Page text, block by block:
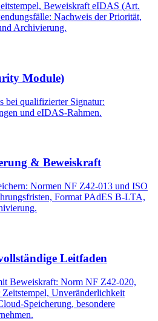
Beweiskraft eIDAS (Art.
Nachweis der Priorität,
Archivierung.
Module)
bei qualifizierter Signatur:
und eIDAS-Rahmen.
& Beweiskraft
Normen NF Z42-013 und ISO
Format PAdES B-LTA,
Leitfaden
Beweiskraft: Norm NF Z42-020,
Unveränderlichkeit
Speicherung, besondere